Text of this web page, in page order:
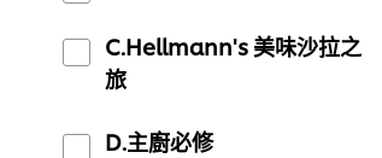
C.Hellmann's 美味沙拉之
旅
D.主廚必修